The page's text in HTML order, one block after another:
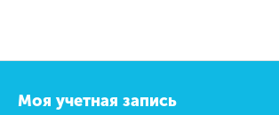
Моя учетная запись